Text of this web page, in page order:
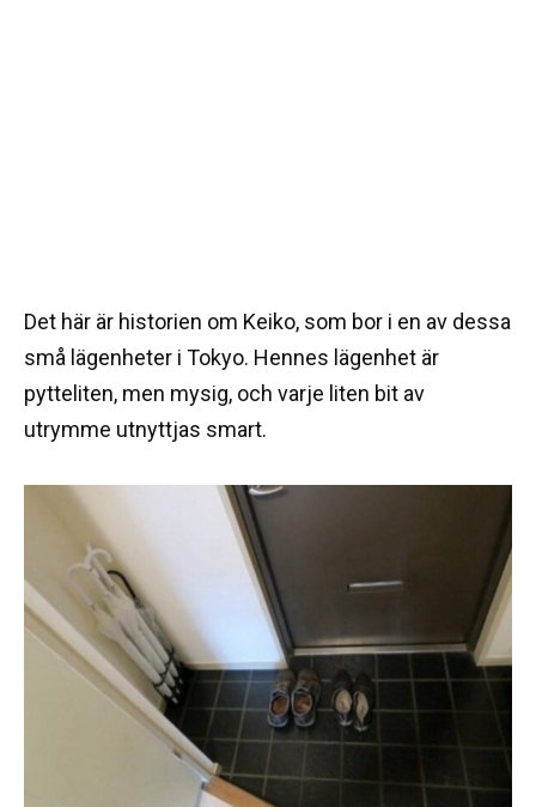
Det här är historien om Keiko, som bor i en av dessa
små lägenheter i Tokyo. Hennes lägenhet är
pytteliten, men mysig, och varje liten bit av
utrymme utnyttjas smart.